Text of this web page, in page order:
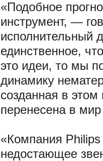
«Подобное
инструмент, —
исполнительный
единственное,
это идеи, то мы
динамику
созданная в
перенесена в
«Компания
недостающее